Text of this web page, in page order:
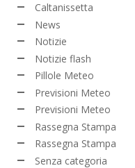
Caltanissetta
News
Notizie
Notizie flash
Pillole Meteo
Previsioni Meteo
Previsioni Meteo
Rassegna Stampa
Rassegna Stampa
Senza categoria